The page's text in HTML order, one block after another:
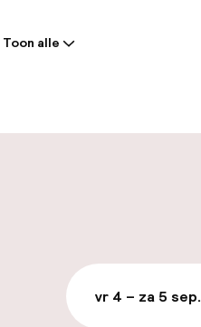
Parkeergelegenheid
Gratis parkeren
Openbaar parkeren
Toon alle
vr 4 – za 5 sep.